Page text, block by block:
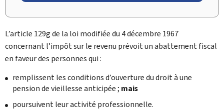
L’article 129g de la loi modifiée du 4 décembre 1967
concernant l’impôt sur le revenu prévoit un abattement fiscal
en faveur des personnes qui :
remplissent les conditions d’ouverture du droit à une
pension de vieillesse anticipée ; mais
poursuivent leur activité professionnelle.